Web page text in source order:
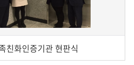
친화인증기관 현판식